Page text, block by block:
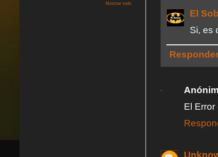
El
Si, es
El
Mostrar todo